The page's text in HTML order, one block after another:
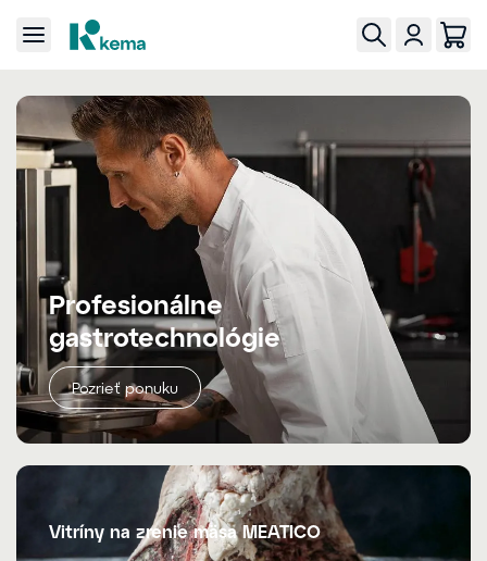
Profesionálne
gastrotechnológie
Pozrieť ponuku
Vitríny na zrenie mäsa MEATICO